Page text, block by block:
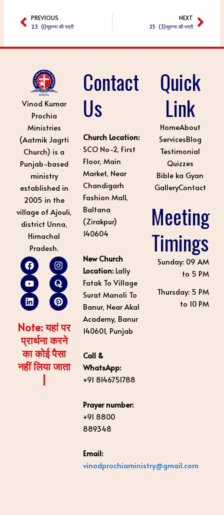
PrevPREVIOUS
23 (1)यूहन्ना की पत्री
NEXT
25 (3)यूहन्ना की पत्रीNext
Contact
Us
Church Location:
SCO No-2, First
Floor, Main
Market, Near
Chandigarh
Fashion Mall,
Baltana
(Zirakpur)
140604
New Church
Location:Lally
Fatak To Village
Surat Manoli To
Banur, Near Akal
Academy, Banur
140601, Punjab
Call &
WhatsApp:
+91 8146751788
Prayer number:
+91 8800
889348
Email:
vinodprochiaministry@gmail.com
Vinod Kumar
Prochia
Ministries
(Aatmik Jagrti
Church) is a
Punjab-based
ministry
established in
2005 in the
village of Ajouli,
district Unna,
Himachal
Pradesh.
F
a
c
e
b
o
o
k
I
n
s
t
a
g
r
a
m
Y
o
u
t
u
b
e
Q
u
o
r
a
L
i
n
k
e
d
i
n
P
i
n
t
e
r
e
s
t
Note: यहां पर
प्रार्थना करने
का कोई पैसा
नहीं लिया जाता
Quick
Link
HomeAbout
ServicesBlog
Testimonial
Quizzes
Bible ka Gyan
GalleryContact
Meeting
Timings
Sunday: 09 AM
to 5 PM
Thursday: 5 PM
to 10 PM